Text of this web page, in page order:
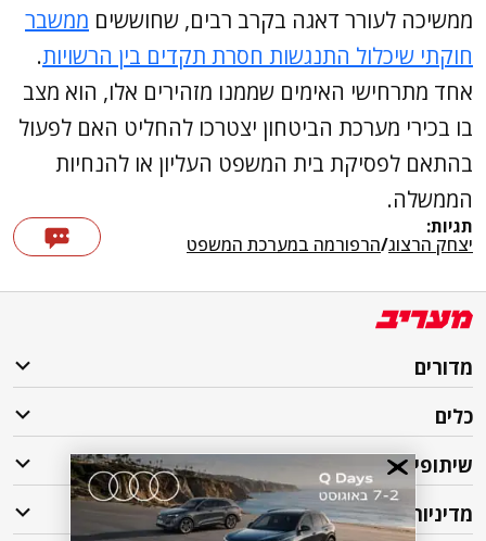
ממשיכה לעורר דאגה בקרב רבים, שחוששים ממשבר
חוקתי שיכלול התנגשות חסרת תקדים בין הרשויות.
אחד מתרחישי האימים שממנו מזהירים אלו, הוא מצב
בו בכירי מערכת הביטחון יצטרכו להחליט האם לפעול
בהתאם לפסיקת בית המשפט העליון או להנחיות
הממשלה.
תגיות:
יצחק הרצוג/הרפורמה במערכת המשפט
מדורים
כלים
שיתופי פעולה
מדיניות